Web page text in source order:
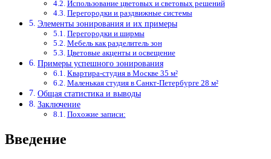
Использование цветовых и световых решений
Перегородки и раздвижные системы
Элементы зонирования и их примеры
Перегородки и ширмы
Мебель как разделитель зон
Цветовые акценты и освещение
Примеры успешного зонирования
Квартира-студия в Москве 35 м²
Маленькая студия в Санкт-Петербурге 28 м²
Общая статистика и выводы
Заключение
Похожие записи:
Введение